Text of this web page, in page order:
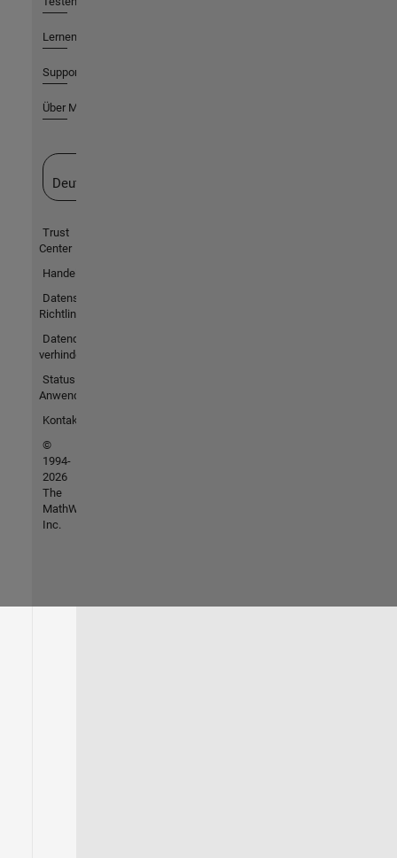
Lernen
Support
Über MathWorks
Deutschland
Trust
Center
Handelsmarken
Datenschutz-
Richtlinien
Datendiebstahl
verhindern
Status von
Anwendungen
Kontakt
©
1994-
2026
The
MathWorks,
Inc.